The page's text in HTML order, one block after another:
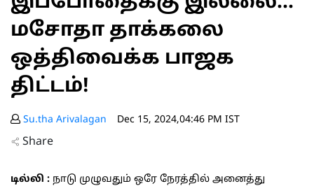
மசோதா தாக்கலை
ஒத்திவைக்க பாஜக
திட்டம்!
Su.tha Arivalagan Dec 15, 2024,04:46 PM IST
Share
டில்லி : நாடு முழுவதும் ஒரே நேரத்தில் அனைத்து